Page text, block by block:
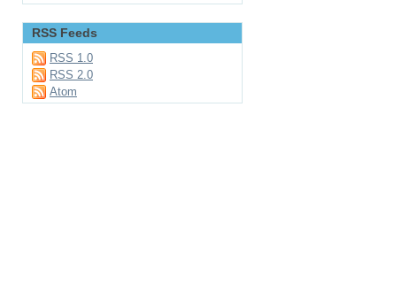
RSS Feeds
RSS 1.0
RSS 2.0
Atom